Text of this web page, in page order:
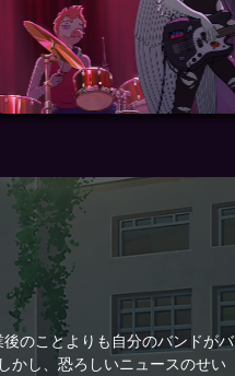
のことよりも自分のバンドがバ
かし、恐ろしいニュースのせい